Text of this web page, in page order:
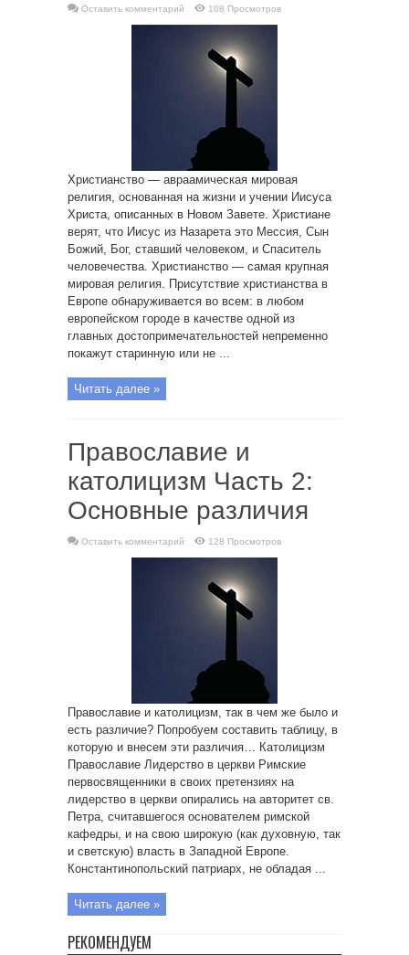
Оставить комментарий 108 Просмотров
Христианство — авраамическая мировая
религия, основанная на жизни и учении Иисуса
Христа, описанных в Новом Завете. Христиане
верят, что Иисус из Назарета это Мессия, Сын
Божий, Бог, ставший человеком, и Спаситель
человечества. Христианство — самая крупная
мировая религия. Присутствие христианства в
Европе обнаруживается во всем: в любом
европейском городе в качестве одной из
главных достопримечательностей непременно
покажут старинную или не ...
Читать далее »
Православие и
католицизм Часть 2:
Основные различия
Оставить комментарий 128 Просмотров
Православие и католицизм, так в чем же было и
есть различие? Попробуем составить таблицу, в
которую и внесем эти различия… Католицизм
Православие Лидерство в церкви Римские
первосвященники в своих претензиях на
лидерство в церкви опирались на авторитет св.
Петра, считавшегося основателем римской
кафедры, и на свою широкую (как духовную, так
и светскую) власть в Западной Европе.
Константинопольский патриарх, не обладая ...
Читать далее »
РЕКОМЕНДУЕМ